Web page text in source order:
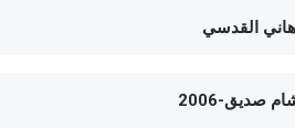
القدسي
صديق-2006